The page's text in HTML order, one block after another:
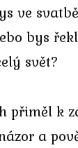
ve
bys
svět?
přiměl k
a